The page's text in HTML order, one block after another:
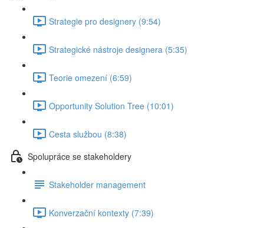
Strategie pro designery (9:54)
Strategické nástroje designera (5:35)
Teorie omezení (6:59)
Opportunity Solution Tree (10:01)
Cesta službou (8:38)
Spolupráce se stakeholdery
Stakeholder management
Konverzační kontexty (7:39)